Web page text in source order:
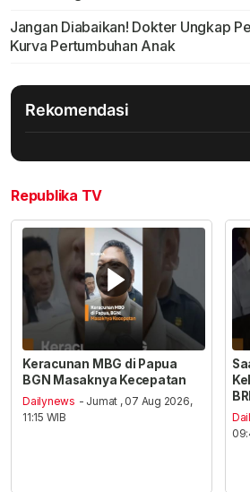
Jangan Diabaikan! Dokter Ungkap
Kurva Pertumbuhan Anak
Rekomendasi
Republika TV
Keracunan MBG di Papua
BGN Masaknya Kecepatan
Dailynews - Jumat , 07 Aug 2026,
11:15 WIB